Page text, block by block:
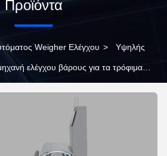
Προϊόντα
Weigher Ελέγχου > Υψηλής
ελέγχου βάρους για τα τρόφιμα